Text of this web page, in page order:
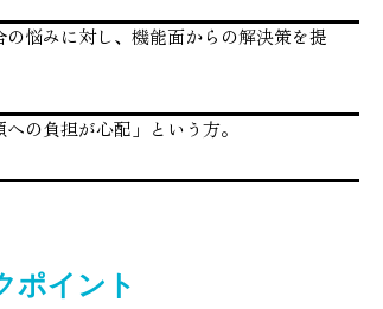
悩みに対し、機能面からの解決策を提
の負担が心配」という方。
ポイント